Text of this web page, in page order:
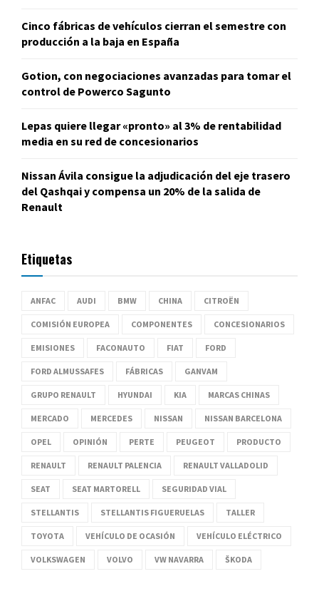
Cinco fábricas de vehículos cierran el semestre con
producción a la baja en España
Gotion, con negociaciones avanzadas para tomar el
control de Powerco Sagunto
Lepas quiere llegar «pronto» al 3% de rentabilidad
media en su red de concesionarios
Nissan Ávila consigue la adjudicación del eje trasero
del Qashqai y compensa un 20% de la salida de
Renault
Etiquetas
ANFAC AUDI BMW CHINA CITROËN
COMISIÓN EUROPEA COMPONENTES CONCESIONARIOS
EMISIONES FACONAUTO FIAT FORD
FORD ALMUSSAFES FÁBRICAS GANVAM
GRUPO RENAULT HYUNDAI KIA MARCAS CHINAS
MERCADO MERCEDES NISSAN NISSAN BARCELONA
OPEL OPINIÓN PERTE PEUGEOT PRODUCTO
RENAULT RENAULT PALENCIA RENAULT VALLADOLID
SEAT SEAT MARTORELL SEGURIDAD VIAL
STELLANTIS STELLANTIS FIGUERUELAS TALLER
TOYOTA VEHÍCULO DE OCASIÓN VEHÍCULO ELÉCTRICO
VOLKSWAGEN VOLVO VW NAVARRA ŠKODA